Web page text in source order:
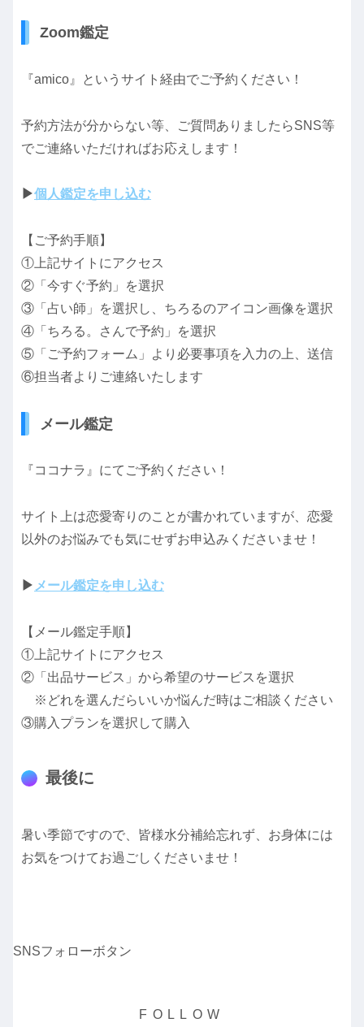
Zoom鑑定
『amico』というサイト経由でご予約ください！
予約方法が分からない等、ご質問ありましたらSNS等
でご連絡いただければお応えします！
▶個人鑑定を申し込む
【ご予約手順】
①上記サイトにアクセス
②「今すぐ予約」を選択
③「占い師」を選択し、ちろるのアイコン画像を選択
④「ちろる。さんで予約」を選択
⑤「ご予約フォーム」より必要事項を入力の上、送信
⑥担当者よりご連絡いたします
メール鑑定
『ココナラ』にてご予約ください！
サイト上は恋愛寄りのことが書かれていますが、恋愛
以外のお悩みでも気にせずお申込みくださいませ！
▶ メール鑑定を申し込む
【メール鑑定手順】
①上記サイトにアクセス
②「出品サービス」から希望のサービスを選択
※どれを選んだらいいか悩んだ時はご相談ください
③購入プランを選択して購入
最後に
暑い季節ですので、皆様水分補給忘れず、お身体には
お気をつけてお過ごしくださいませ！
SNSフォローボタン